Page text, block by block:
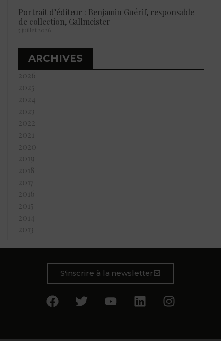
Portrait d’éditeur : Benjamin Guérif, responsable
de collection, Gallmeister
5 juillet 2026
ARCHIVES
2026
2025
2024
2023
2022
2021
2020
2019
2018
2017
2016
2015
2014
2013
S'inscrire à la newsletter